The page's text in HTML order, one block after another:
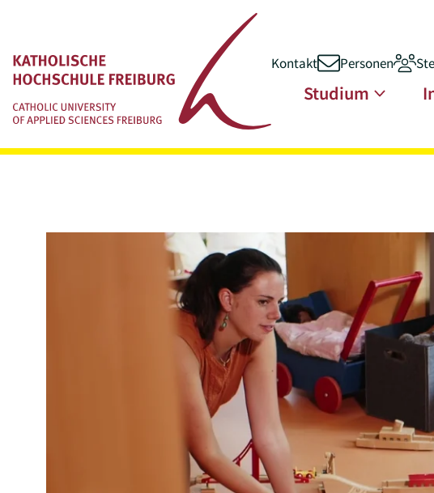
Zum Inhalt springen Hauptnavigation
Kontakt Personen
Studium